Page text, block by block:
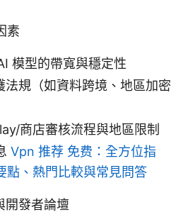
素
模型的帶寬與穩定性
法規（如資料跨境、地區加密
商店審核流程與地區限制
Vpn 推荐 免费：全方位指
點、熱門比較與常見問答
開發者論壇